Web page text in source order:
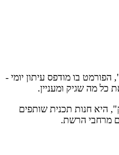
הפורמט בו מודפס עיתון יומי -
כל מה שגיק ומעניין.
היא חנות תכנית שותפים